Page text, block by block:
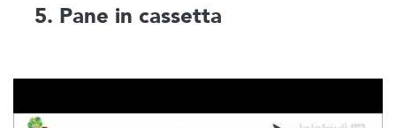
5. Pane in cassetta